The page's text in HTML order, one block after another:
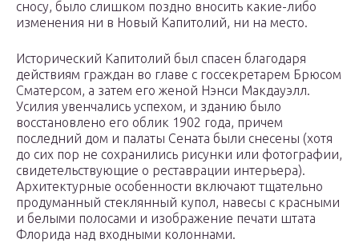
сносу, было слишком поздно вносить какие-либо
изменения ни в Новый Капитолий, ни на место.
Исторический Капитолий был спасен благодаря
действиям граждан во главе с госсекретарем Брюсом
Сматерсом, а затем его женой Нэнси Макдауэлл.
Усилия увенчались успехом, и зданию было
восстановлено его облик 1902 года, причем
последний дом и палаты Сената были снесены (хотя
до сих пор не сохранились рисунки или фотографии,
свидетельствующие о реставрации интерьера).
Архитектурные особенности включают тщательно
продуманный стеклянный купол, навесы с красными
и белыми полосами и изображение печати штата
Флорида над входными колоннами.